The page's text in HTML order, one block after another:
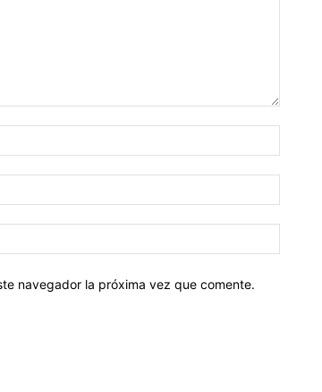
navegador la próxima vez que comente.